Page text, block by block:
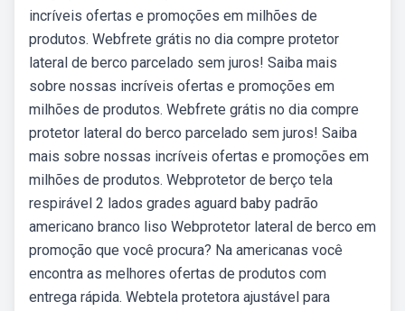
incríveis ofertas e promoções em milhões de
produtos. Webfrete grátis no dia compre protetor
lateral de berco parcelado sem juros! Saiba mais
sobre nossas incríveis ofertas e promoções em
milhões de produtos. Webfrete grátis no dia compre
protetor lateral do berco parcelado sem juros! Saiba
mais sobre nossas incríveis ofertas e promoções em
milhões de produtos. Webprotetor de berço tela
respirável 2 lados grades aguard baby padrão
americano branco liso Webprotetor lateral de berco em
promoção que você procura? Na americanas você
encontra as melhores ofertas de produtos com
entrega rápida. Webtela protetora ajustável para